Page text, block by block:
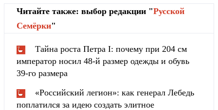
Читайте также: выбор редакции "Русской
Cемёрки"
Тайна роста Петра I: почему при 204 см
император носил 48-й размер одежды и обувь
39-го размера
«Российский легион»: как генерал Лебедь
поплатился за идею создать элитное